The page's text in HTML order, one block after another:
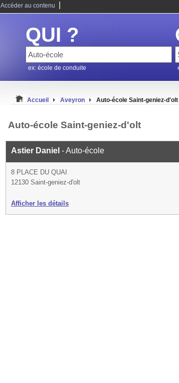
Accéder au contenu
QUI ?
ex: école de conduite
Accueil Aveyron Auto-école Saint-geniez-d'olt
Auto-école Saint-geniez-d'olt
Astier Daniel - Auto-école
8 PLACE DU QUAI
12130 Saint-geniez-d'olt
Afficher les détails